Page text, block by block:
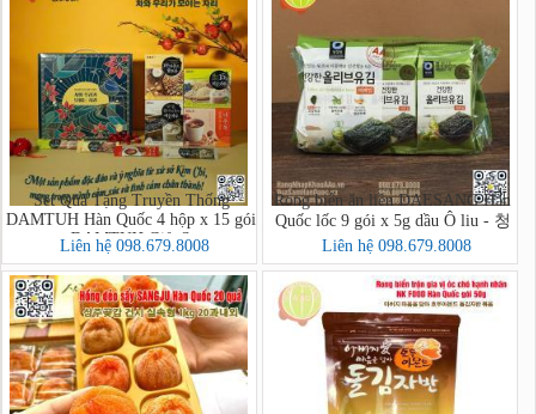
Set Quà Tặng Truyền Thống
DAMTUH Hàn Quốc 4 hộp x 15 gói
- DAMTUH Gift Set
Liên hệ 098.679.8008
Rong biển ăn liền DAESANG Hàn
Quốc lốc 9 gói x 5g dầu Ô liu - 청
정원 올리브유 재래김
Liên hệ 098.679.8008